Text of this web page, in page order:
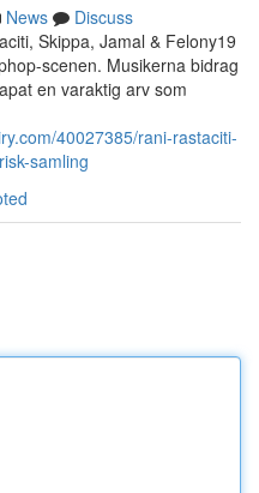
News
Discuss
Skippa, Jamal & Felony19
scenen. Musikerna bidrag
en varaktig arv som
40027385/rani-rastaciti-
samling